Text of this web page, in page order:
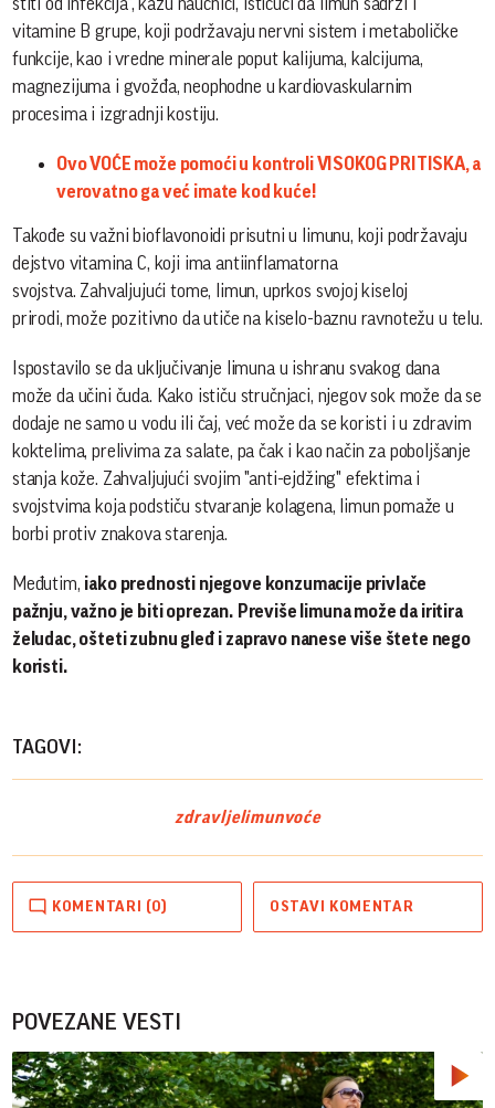
štiti od infekcija", kažu naučnici, ističući da limun sadrži i
vitamine B grupe, koji podržavaju nervni sistem i metaboličke
funkcije, kao i vredne minerale poput kalijuma, kalcijuma,
magnezijuma i gvožđa, neophodne u kardiovaskularnim
procesima i izgradnji kostiju.
Ovo VOĆE može pomoći u kontroli VISOKOG PRITISKA, a
verovatno ga već imate kod kuće!
Takođe su važni bioflavonoidi prisutni u limunu, koji podržavaju
dejstvo vitamina C, koji ima antiinflamatorna
svojstva. Zahvaljujući tome, limun, uprkos svojoj kiseloj
prirodi, može pozitivno da utiče na kiselo-baznu ravnotežu u telu.
Ispostavilo se da uključivanje limuna u ishranu svakog dana
može da učini čuda. Kako ističu stručnjaci, njegov sok može da se
dodaje ne samo u vodu ili čaj, već može da se koristi i u zdravim
koktelima, prelivima za salate, pa čak i kao način za poboljšanje
stanja kože. Zahvaljujući svojim "anti-ejdžing" efektima i
svojstvima koja podstiču stvaranje kolagena, limun pomaže u
borbi protiv znakova starenja.
Međutim, iako prednosti njegove konzumacije privlače
pažnju, važno je biti oprezan. Previše limuna može da iritira
želudac, ošteti zubnu gleđ i zapravo nanese više štete nego
koristi.
TAGOVI:
zdravljelimunvoće
KOMENTARI (0) OSTAVI KOMENTAR
POVEZANE VESTI